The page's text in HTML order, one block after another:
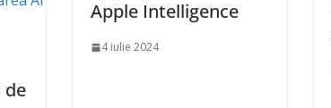
de
Apple Intelligence
4 iulie 2024